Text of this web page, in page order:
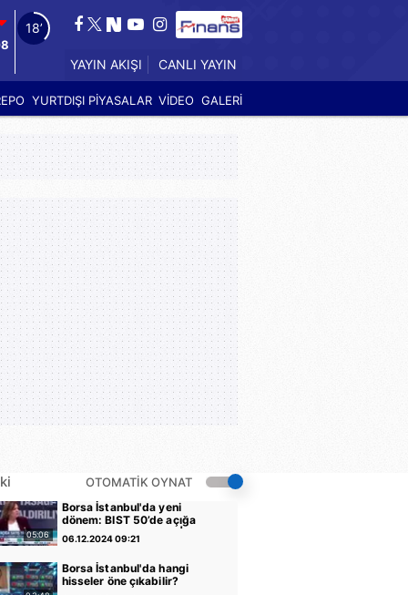
17’
YAYIN AKIŞI CANLI YAYIN
YURTDIŞI PİYASALAR VİDEO GALERİ
OTOMATİK OYNAT
05:06
Borsa İstanbul'da yeni
dönem: BIST 50’de açığa
satış yasağı kaldırıldı |
Video
06.12.2024 09:21
Borsa İstanbul'da hangi
hisseler öne çıkabilir?